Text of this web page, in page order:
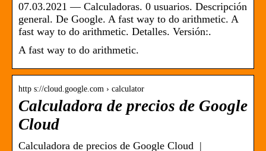
07.03.2021 — Calculadoras. 0 usuarios. Descripción
general. De Google. A fast way to do arithmetic. A
fast way to do arithmetic. Detalles. Versión:.
A fast way to do arithmetic.
http s://cloud.google.com › calculator
Calculadora de precios de Google
Cloud
Calculadora de precios de Google Cloud |